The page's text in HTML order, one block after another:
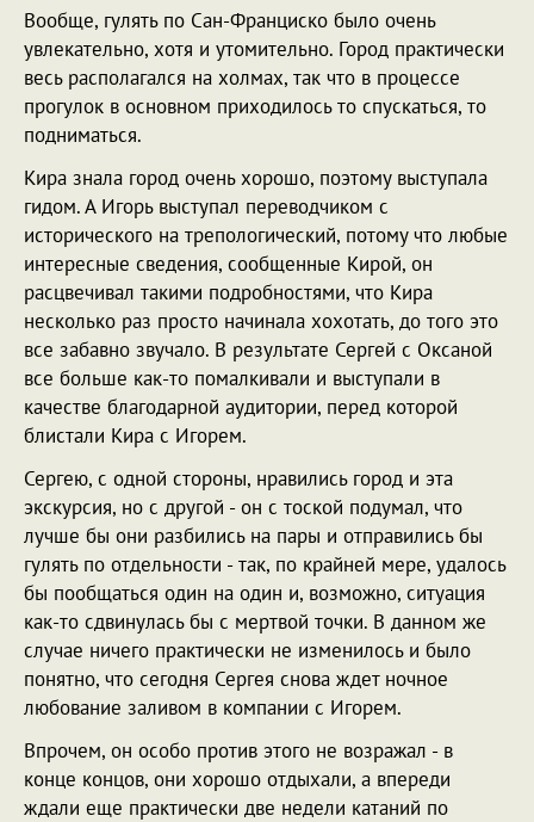
Вообще, гулять по Сан-Франциско было очень
увлекательно, хотя и утомительно. Город практически
весь располагался на холмах, так что в процессе
прогулок в основном приходилось то спускаться, то
подниматься.
Кира знала город очень хорошо, поэтому выступала
гидом. А Игорь выступал переводчиком с
исторического на трепологический, потому что любые
интересные сведения, сообщенные Кирой, он
расцвечивал такими подробностями, что Кира
несколько раз просто начинала хохотать, до того это
все забавно звучало. В результате Сергей с Оксаной
все больше как-то помалкивали и выступали в
качестве благодарной аудитории, перед которой
блистали Кира с Игорем.
Сергею, с одной стороны, нравились город и эта
экскурсия, но с другой - он с тоской подумал, что
лучше бы они разбились на пары и отправились бы
гулять по отдельности - так, по крайней мере, удалось
бы пообщаться один на один и, возможно, ситуация
как-то сдвинулась бы с мертвой точки. В данном же
случае ничего практически не изменилось и было
понятно, что сегодня Сергея снова ждет ночное
любование заливом в компании с Игорем.
Впрочем, он особо против этого не возражал - в
конце концов, они хорошо отдыхали, а впереди
ждали еще практически две недели катаний по